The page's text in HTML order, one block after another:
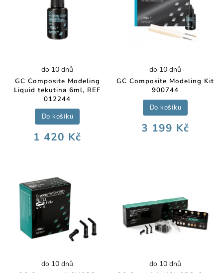
GC Composite Modeling
Liquid tekutina 6ml, REF
012244
do 10 dnů
1 420 Kč
Do košíku
GC Composite Modeling Kit
900744
do 10 dnů
3 199 Kč
Do košíku
do 10 dnů do 10 dnů